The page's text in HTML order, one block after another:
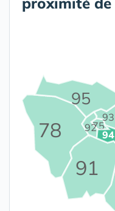
75
78
91
92
93
94
95